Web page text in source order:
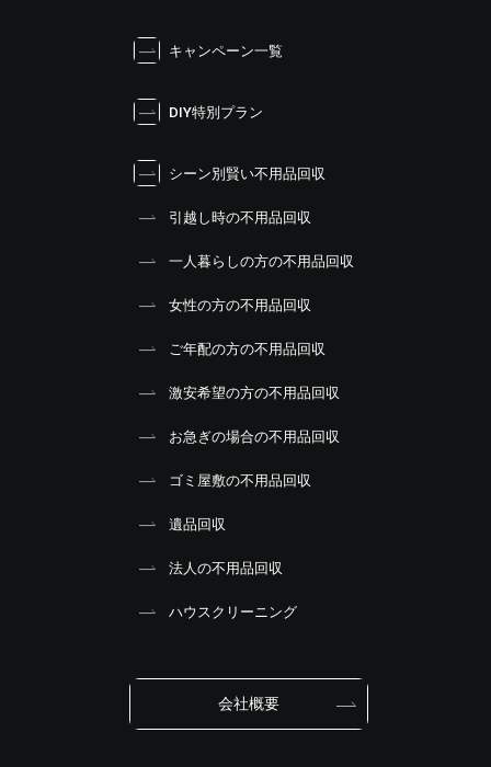
キャンペーン一覧
DIY特別プラン
シーン別賢い不用品回収
引越し時の不用品回収
一人暮らしの方の不用品回収
女性の方の不用品回収
ご年配の方の不用品回収
激安希望の方の不用品回収
お急ぎの場合の不用品回収
ゴミ屋敷の不用品回収
遺品回収
法人の不用品回収
ハウスクリーニング
会社概要